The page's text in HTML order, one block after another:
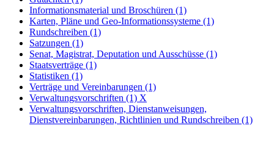
Informationsmaterial und Broschüren (1)
Karten, Pläne und Geo-Informationssysteme (1)
Rundschreiben (1)
Satzungen (1)
Senat, Magistrat, Deputation und Ausschüsse (1)
Staatsverträge (1)
Statistiken (1)
Verträge und Vereinbarungen (1)
Verwaltungsvorschriften (1) X
Verwaltungsvorschriften, Dienstanweisungen,
Dienstvereinbarungen, Richtlinien und Rundschreiben (1)